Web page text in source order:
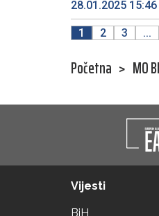
28.01.2025 15:46
1 2 3 ...
Početna > MO
Vijesti
BiH